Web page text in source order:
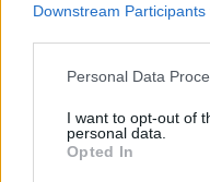
Downstream Participants
Personal Data
I want to opt-out of
personal data.
Opted In